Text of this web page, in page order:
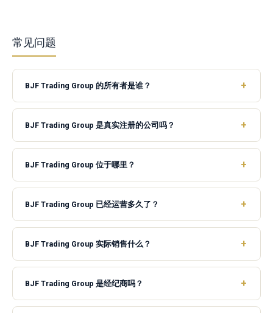
常见问题
BJF Trading Group 的所有者是谁？
BJF Trading Group 是真实注册的公司吗？
BJF Trading Group 位于哪里？
BJF Trading Group 已经运营多久了？
BJF Trading Group 实际销售什么？
BJF Trading Group 是经纪商吗？